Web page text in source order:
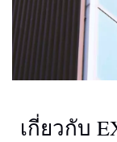
เกี่ยวกับ